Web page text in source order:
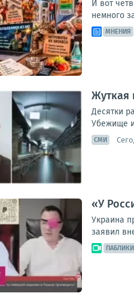
И вот
немного
МНЕНИЯ
Жуткая
Десятки
Убежище
СМИ
«У
Украина
заявил
ПАБЛИКИ